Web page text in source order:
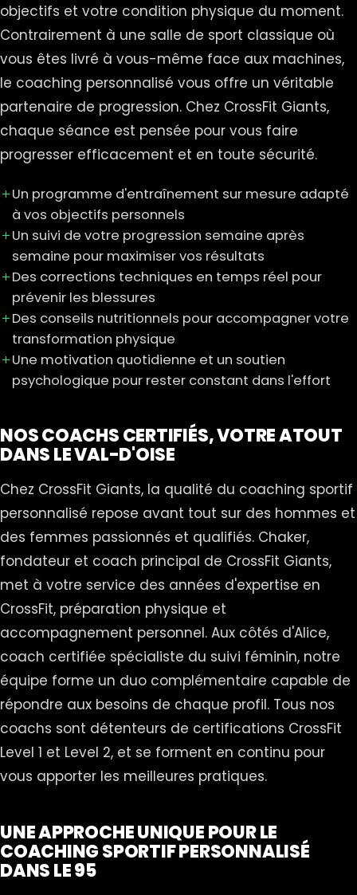
objectifs et votre condition physique du moment.
Contrairement à une salle de sport classique où
vous êtes livré à vous-même face aux machines,
le coaching personnalisé vous offre un véritable
partenaire de progression. Chez CrossFit Giants,
chaque séance est pensée pour vous faire
progresser efficacement et en toute sécurité.
Un programme d'entraînement sur mesure adapté
à vos objectifs personnels
Un suivi de votre progression semaine après
semaine pour maximiser vos résultats
Des corrections techniques en temps réel pour
prévenir les blessures
Des conseils nutritionnels pour accompagner votre
transformation physique
Une motivation quotidienne et un soutien
psychologique pour rester constant dans l'effort
NOS COACHS CERTIFIÉS, VOTRE ATOUT
DANS LE VAL-D'OISE
Chez CrossFit Giants, la qualité du coaching sportif
personnalisé repose avant tout sur des hommes et
des femmes passionnés et qualifiés. Chaker,
fondateur et coach principal de CrossFit Giants,
met à votre service des années d'expertise en
CrossFit, préparation physique et
accompagnement personnel. Aux côtés d'Alice,
coach certifiée spécialiste du suivi féminin, notre
équipe forme un duo complémentaire capable de
répondre aux besoins de chaque profil. Tous nos
coachs sont détenteurs de certifications CrossFit
Level 1 et Level 2, et se forment en continu pour
vous apporter les meilleures pratiques.
UNE APPROCHE UNIQUE POUR LE
COACHING SPORTIF PERSONNALISÉ
DANS LE 95